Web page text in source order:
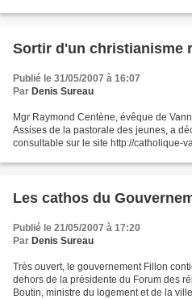
Sortir d'un christianisme
Publié le 31/05/2007 à 16:07
Par Denis Sureau
Mgr Raymond Centène, évêque de
Assises de la pastorale des jeunes, a
consultable sur le site http://catholique-
Les cathos du
Publié le 21/05/2007 à 17:20
Par Denis Sureau
Très ouvert, le gouvernement Fillon
dehors de la présidente du Forum des
Boutin, ministre du logement et de la